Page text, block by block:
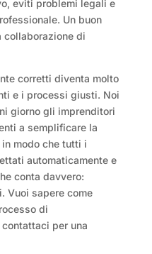
eviti problemi legali e
Un buon
collaborazione di
corretti diventa molto
e i processi giusti. Noi
giorno gli imprenditori
a semplificare la
modo che tutti i
automaticamente e
conta davvero:
Vuoi sapere come
di
contattaci per una